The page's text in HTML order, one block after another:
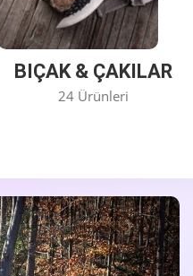
BIÇAK & ÇAKILAR
24 Ürünleri